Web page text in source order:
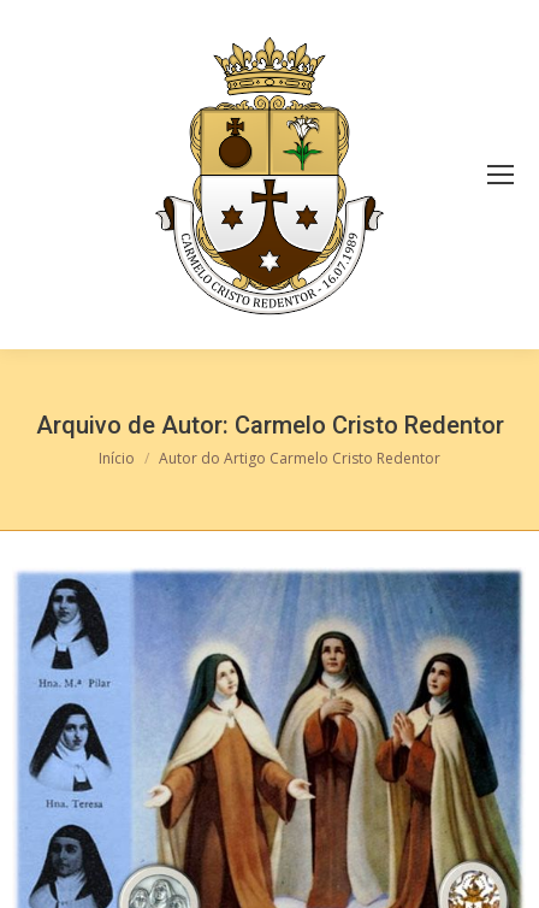
Arquivo de Autor: Carmelo Cristo Redentor
Você está aqui:
Início Autor do Artigo Carmelo Cristo Redentor